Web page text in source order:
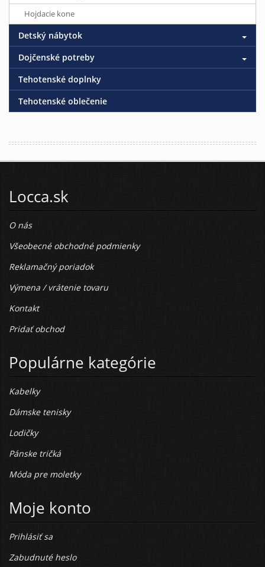
Hojdacie kone
Detský nábytok
Dojčenské potreby
Tehotenské doplnky
Tehotenské oblečenie
Locca.sk
O nás
Všeobecné obchodné podmienky
Reklamačný poriadok
Výmena / vrátenie tovaru
Kontakt
Pridať obchod
Populárne kategórie
Kabelky
Dámske tenisky
Lodičky
Pánske tričká
Móda pre moletky
Moje konto
Prihlásiť sa
Zabudnuté heslo